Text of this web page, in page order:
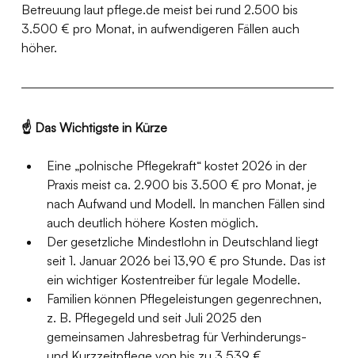
Betreuung laut pflege.de meist bei rund 2.500 bis
3.500 € pro Monat, in aufwendigeren Fällen auch
höher.
☝️ Das Wichtigste in Kürze
Eine „polnische Pflegekraft“ kostet 2026 in der
Praxis meist ca. 2.900 bis 3.500 € pro Monat, je
nach Aufwand und Modell. In manchen Fällen sind
auch deutlich höhere Kosten möglich.
Der gesetzliche Mindestlohn in Deutschland liegt
seit 1. Januar 2026 bei 13,90 € pro Stunde. Das ist
ein wichtiger Kostentreiber für legale Modelle.
Familien können Pflegeleistungen gegenrechnen,
z. B. Pflegegeld und seit Juli 2025 den
gemeinsamen Jahresbetrag für Verhinderungs-